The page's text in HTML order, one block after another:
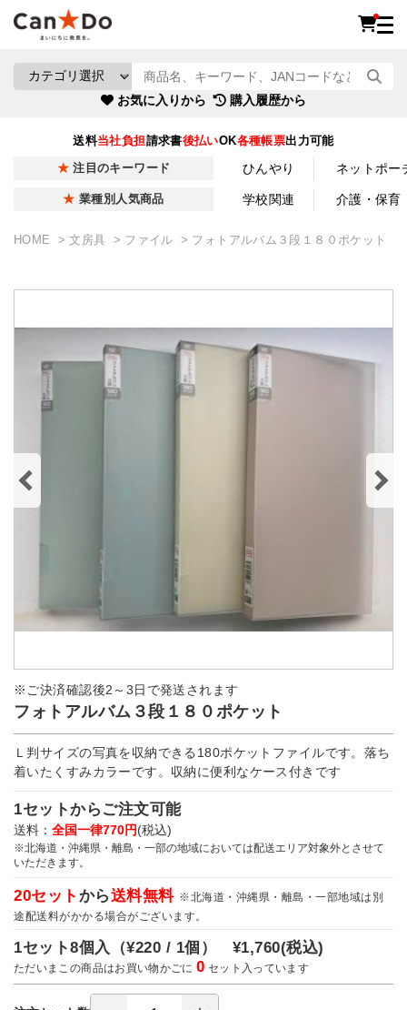
お気に入りから 購入履歴から
送料当社負担請求書後払いOK各種帳票出力可能
注目のキーワード ひんやり ネットポー
業種別人気商品 学校関連 介護・保育
HOME 文房具 ファイル フォトアルバム３段１８０ポケット
※ご決済確認後2～3日で発送されます
フォトアルバム３段１８０ポケット
Ｌ判サイズの写真を収納できる180ポケットファイルです。落ち
着いたくすみカラーです。収納に便利なケース付きです
1セットからご注文可能
送料： 全国一律770円(税込)
※北海道・沖縄県・離島・一部の地域においては配送エリア対象外とさせて
いただきます。
20セット から送料無料 ※北海道・沖縄県・離島・一部地域は別
途配送料がかかる場合がございます。
1セット8個入（¥220 / 1個） ¥1,760(税込)
ただいまこの商品はお買い物かごに0 セット入っています